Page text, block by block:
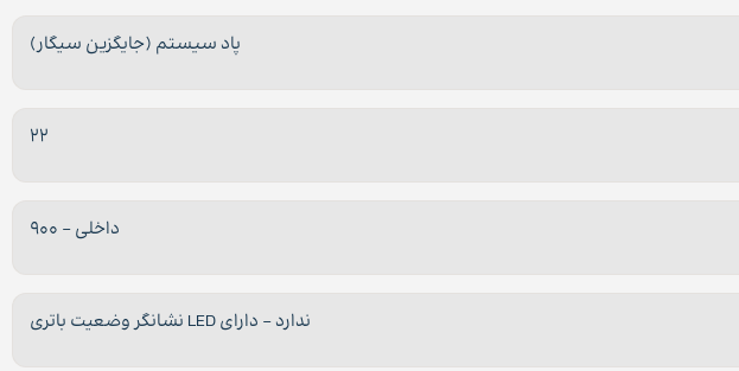
پاد سیستم (جایگزین سیگار)
22
داخلی – 900
ندارد – دارای LED نشانگر وضعیت باتری